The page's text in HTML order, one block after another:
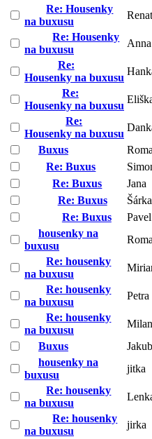
Re: Housenky
na buxusu
Re: Housenky
na buxusu
Anna
Re:
Housenky na buxusu
Re:
Housenky na buxusu
Re:
Housenky na buxusu
Buxus
Re: Buxus
Re: Buxus
Jana
Re: Buxus
Re: Buxus
Pavel
housenky na
buxusu
Re: housenky
na buxusu
Re: housenky
na buxusu
Re: housenky
na buxusu
Buxus
Jakub
housenky na
buxusu
jitka
Re: housenky
na buxusu
Re: housenky
na buxusu
jirka